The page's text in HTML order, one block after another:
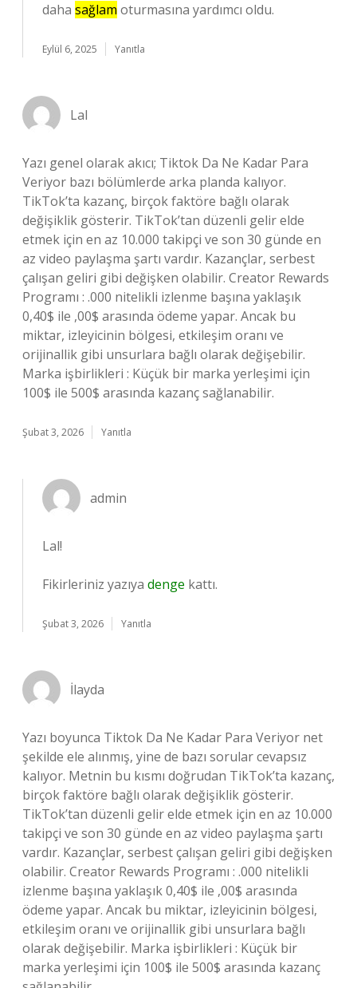
daha sağlam oturmasına yardımcı oldu.
Eylül 6, 2025 Yanıtla
Lal
Yazı genel olarak akıcı; Tiktok Da Ne Kadar Para
Veriyor bazı bölümlerde arka planda kalıyor.
TikTok’ta kazanç, birçok faktöre bağlı olarak
değişiklik gösterir. TikTok’tan düzenli gelir elde
etmek için en az 10.000 takipçi ve son 30 günde en
az video paylaşma şartı vardır. Kazançlar, serbest
çalışan geliri gibi değişken olabilir. Creator Rewards
Programı : .000 nitelikli izlenme başına yaklaşık
0,40$ ile ,00$ arasında ödeme yapar. Ancak bu
miktar, izleyicinin bölgesi, etkileşim oranı ve
orijinallik gibi unsurlara bağlı olarak değişebilir.
Marka işbirlikleri : Küçük bir marka yerleşimi için
100$ ile 500$ arasında kazanç sağlanabilir.
Şubat 3, 2026 Yanıtla
admin
Lal!
Fikirleriniz yazıya denge kattı.
Şubat 3, 2026 Yanıtla
İlayda
Yazı boyunca Tiktok Da Ne Kadar Para Veriyor net
şekilde ele alınmış, yine de bazı sorular cevapsız
kalıyor. Metnin bu kısmı doğrudan TikTok’ta kazanç,
birçok faktöre bağlı olarak değişiklik gösterir.
TikTok’tan düzenli gelir elde etmek için en az 10.000
takipçi ve son 30 günde en az video paylaşma şartı
vardır. Kazançlar, serbest çalışan geliri gibi değişken
olabilir. Creator Rewards Programı : .000 nitelikli
izlenme başına yaklaşık 0,40$ ile ,00$ arasında
ödeme yapar. Ancak bu miktar, izleyicinin bölgesi,
etkileşim oranı ve orijinallik gibi unsurlara bağlı
olarak değişebilir. Marka işbirlikleri : Küçük bir
marka yerleşimi için 100$ ile 500$ arasında kazanç